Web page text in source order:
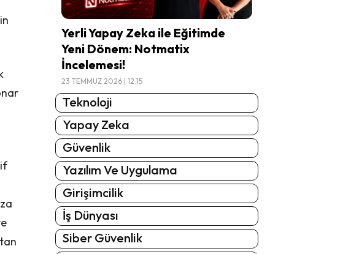
Yerli Yapay Zeka ile Eğitimde
Yeni Dönem: Notmatix
İncelemesi!
23 TEMMUZ 2026 | 12:15
Teknoloji
Yapay Zeka
Güvenlik
Yazılım Ve Uygulama
Girişimcilik
İş Dünyası
Siber Güvenlik